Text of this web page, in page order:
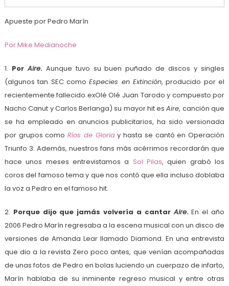
Apueste por Pedro Marín
Por Mike Medianoche
1. PorAire.Aunque tuvo su buen puñado de discos y singles
(algunos tan SEC comoEspecies en Extinción, producido por el
recientemente fallecido exOlé Olé Juan Tarodo y compuesto por
Nacho Canut y Carlos Berlanga) su mayor hit esAire, canción que
se ha empleado en anuncios publicitarios, ha sido versionada
por grupos comoRíos de Gloriay hasta se cantó en Operación
Triunfo 3. Además, nuestros fans más acérrimos recordarán que
hace unos meses entrevistamos a Sol Pilas, quien grabó los
coros del famoso tema y que nos contó que ella incluso doblaba
la voz a Pedro en el famoso hit.
2. Porque dijo que jamás volvería a cantarAire.En el año
2006 Pedro Marín regresaba a la escena musical con un disco de
versiones de Amanda Lear llamado Diamond. En una entrevista
que dio a la revista Zero poco antes, que venían acompañadas
de unas fotos de Pedro en bolas luciendo un cuerpazo de infarto,
Marín hablaba de su inminente regreso musical y entre otras